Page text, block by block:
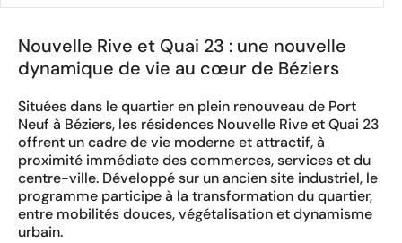
Nouvelle Rive et Quai 23 : une nouvelle
dynamique de vie au cœur de Béziers
Situées dans le quartier en plein renouveau de Port
Neuf à Béziers, les résidences Nouvelle Rive et Quai 23
offrent un cadre de vie moderne et attractif, à
proximité immédiate des commerces, services et du
centre-ville. Développé sur un ancien site industriel, le
programme participe à la transformation du quartier,
entre mobilités douces, végétalisation et dynamisme
urbain.